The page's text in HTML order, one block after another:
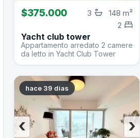
$375.000 148 m²
3
2
Yacht club tower
Appartamento arredato 2 camere
da letto in Yacht Club Tower
hace 39 dias
›
‹